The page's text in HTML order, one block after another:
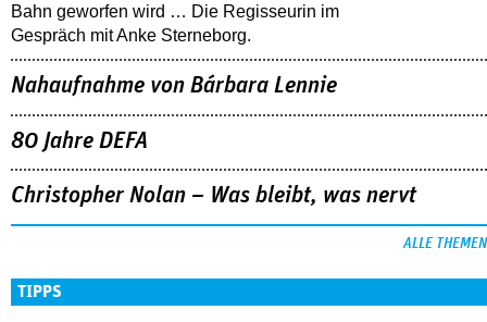
Bahn geworfen wird … Die Regisseurin im
Gespräch mit Anke Sterneborg.
Nahaufnahme von Bárbara Lennie
80 Jahre DEFA
Christopher Nolan – Was bleibt, was nervt
ALLE THEMEN
TIPPS